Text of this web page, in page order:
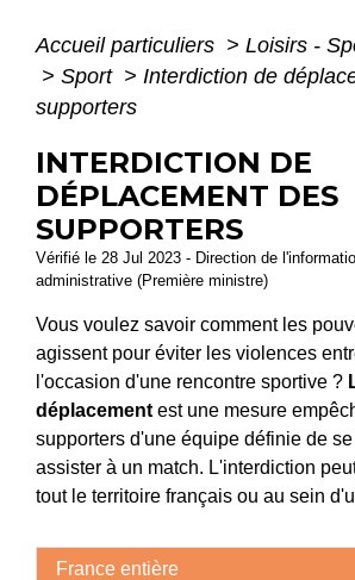
Accueil particuliers > Loisirs -
> Sport > Interdiction de
supporters
INTERDICTION DE
DÉPLACEMENT DES
SUPPORTERS
Vérifié le 28 Jul 2023 - Direction de
administrative (Première ministre)
Vous voulez savoir comment les
agissent pour éviter les violences
l'occasion d'une rencontre sportive ?
déplacement est une mesure
supporters d'une équipe définie de
assister à un match. L'interdiction
tout le territoire français ou au sein
France entière